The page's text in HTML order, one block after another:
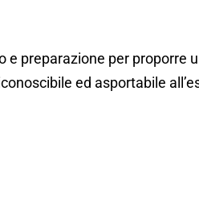
preparazione per proporre
ed asportabile